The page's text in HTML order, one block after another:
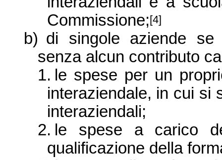
Commissione;[4]
b) di singole aziende se
senza alcun contributo
1. le spese per un
interaziendale, in cui si
interaziendali;
2. le spese a carico
qualificazione della